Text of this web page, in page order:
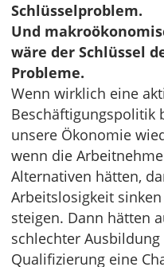
Schlüsselproblem.
Und
wäre der Schlüssel
Probleme.
Wenn wirklich eine
Beschäftigungspolitik
unsere Ökonomie
wenn die
Alternativen hätten,
Arbeitslosigkeit
steigen. Dann hätten
schlechter
Qualifizierung eine